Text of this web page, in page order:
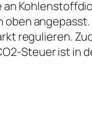
oben
regulieren.
Steuer ist in